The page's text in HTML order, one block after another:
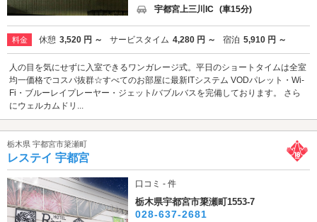
宇都宮上三川IC (車15分)
料金 休憩 3,520 円 ～ サービスタイム 4,280 円 ～ 宿泊 5,910 円 ～
人の目を気にせずに入室できるワンガレージ式。平日のショートタイムは全室
均一価格でコスパ抜群☆すべてのお部屋に最新ITシステム VODパレット・Wi-
Fi・ブルーレイプレーヤー・ジェット/バブルバスを完備しております。 さら
にウェルカムドリ...
栃木県 宇都宮市簗瀬町
レステイ 宇都宮
口コミ - 件
栃木県宇都宮市簗瀬町1553-7
028-637-2681